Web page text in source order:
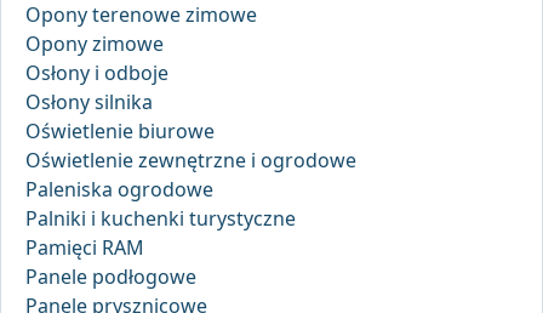
Opony terenowe zimowe
Opony zimowe
Osłony i odboje
Osłony silnika
Oświetlenie biurowe
Oświetlenie zewnętrzne i ogrodowe
Paleniska ogrodowe
Palniki i kuchenki turystyczne
Pamięci RAM
Panele podłogowe
Panele prysznicowe